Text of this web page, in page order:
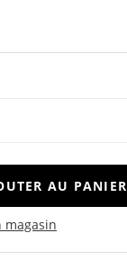
AU PANIER